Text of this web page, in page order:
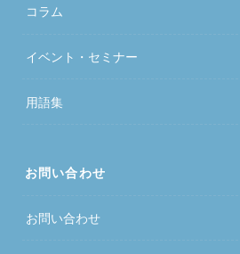
コラム
イベント・セミナー
用語集
お問い合わせ
お問い合わせ